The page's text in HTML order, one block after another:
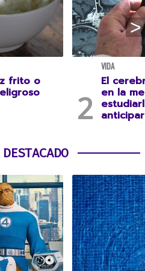
frito o
VIDA
El
en la